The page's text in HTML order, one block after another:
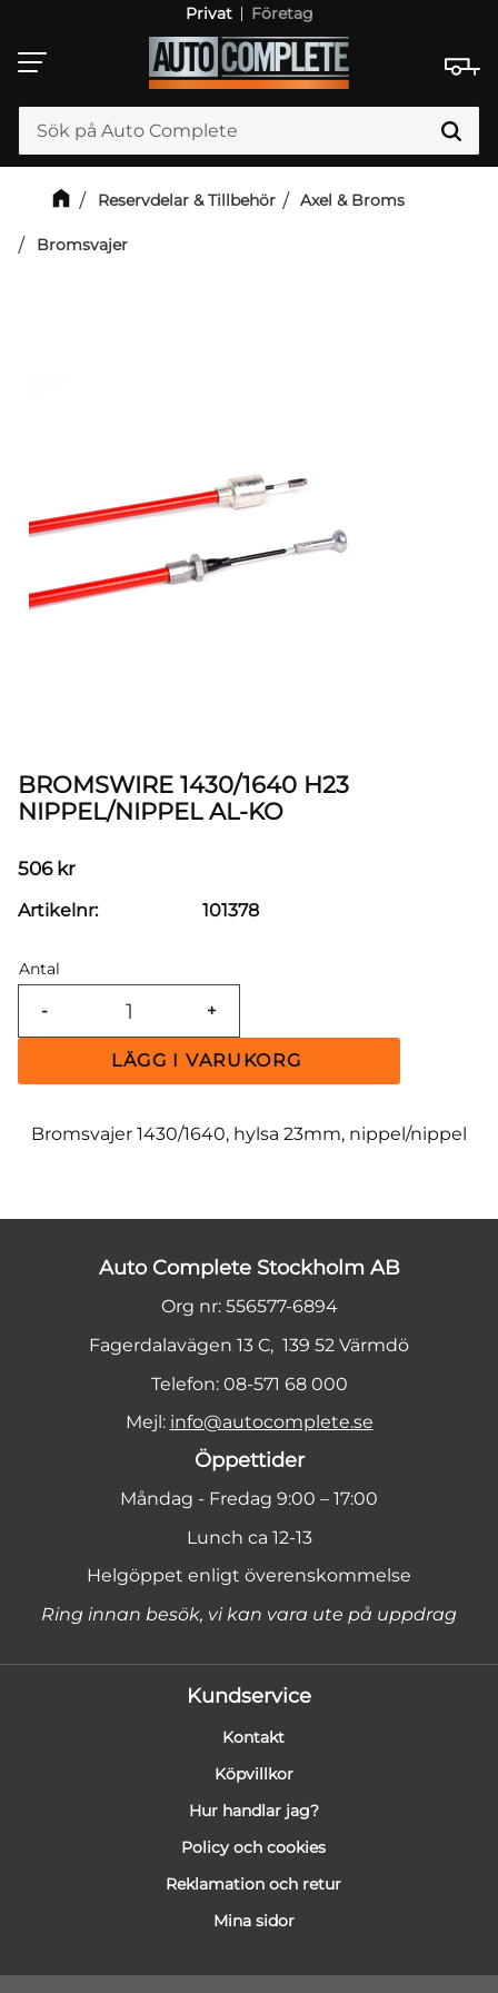
Meny
Privat Företag
Reservdelar & Tillbehör Axel & Broms
Bromsvajer
BROMSWIRE 1430/1640 H23
NIPPEL/NIPPEL AL-KO
506kr
Antal
+
-
Artikelnr 101378
Bromsvajer 1430/1640, hylsa 23mm, nippel/nippel
Auto Complete Stockholm AB
Org nr: 556577-6894
Fagerdalavägen 13 C, 139 52 Värmdö
Telefon: 08-571 68 000
Mejl: info@autocomplete.se
Öppettider
Måndag - Fredag 9:00 – 17:00
Lunch ca 12-13
Helgöppet enligt överenskommelse
Ring innan besök, vi kan vara ute på uppdrag
Kundservice
Kontakt
Köpvillkor
Hur handlar jag?
Policy och cookies
Reklamation och retur
Mina sidor